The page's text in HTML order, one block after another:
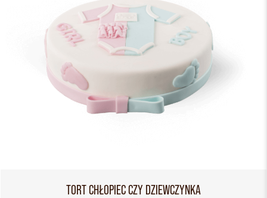
TORT CHŁOPIEC CZY DZIEWCZYNKA